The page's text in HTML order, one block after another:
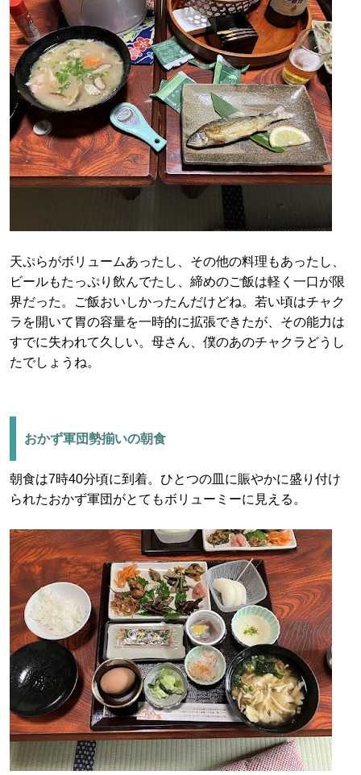
天ぷらがボリュームあったし、その他の料理もあったし、
ビールもたっぷり飲んでたし、締めのご飯は軽く一口が限
界だった。ご飯おいしかったんだけどね。若い頃はチャク
ラを開いて胃の容量を一時的に拡張できたが、その能力は
すでに失われて久しい。母さん、僕のあのチャクラどうし
たでしょうね。
おかず軍団勢揃いの朝食
朝食は7時40分頃に到着。ひとつの皿に賑やかに盛り付け
られたおかず軍団がとてもボリューミーに見える。